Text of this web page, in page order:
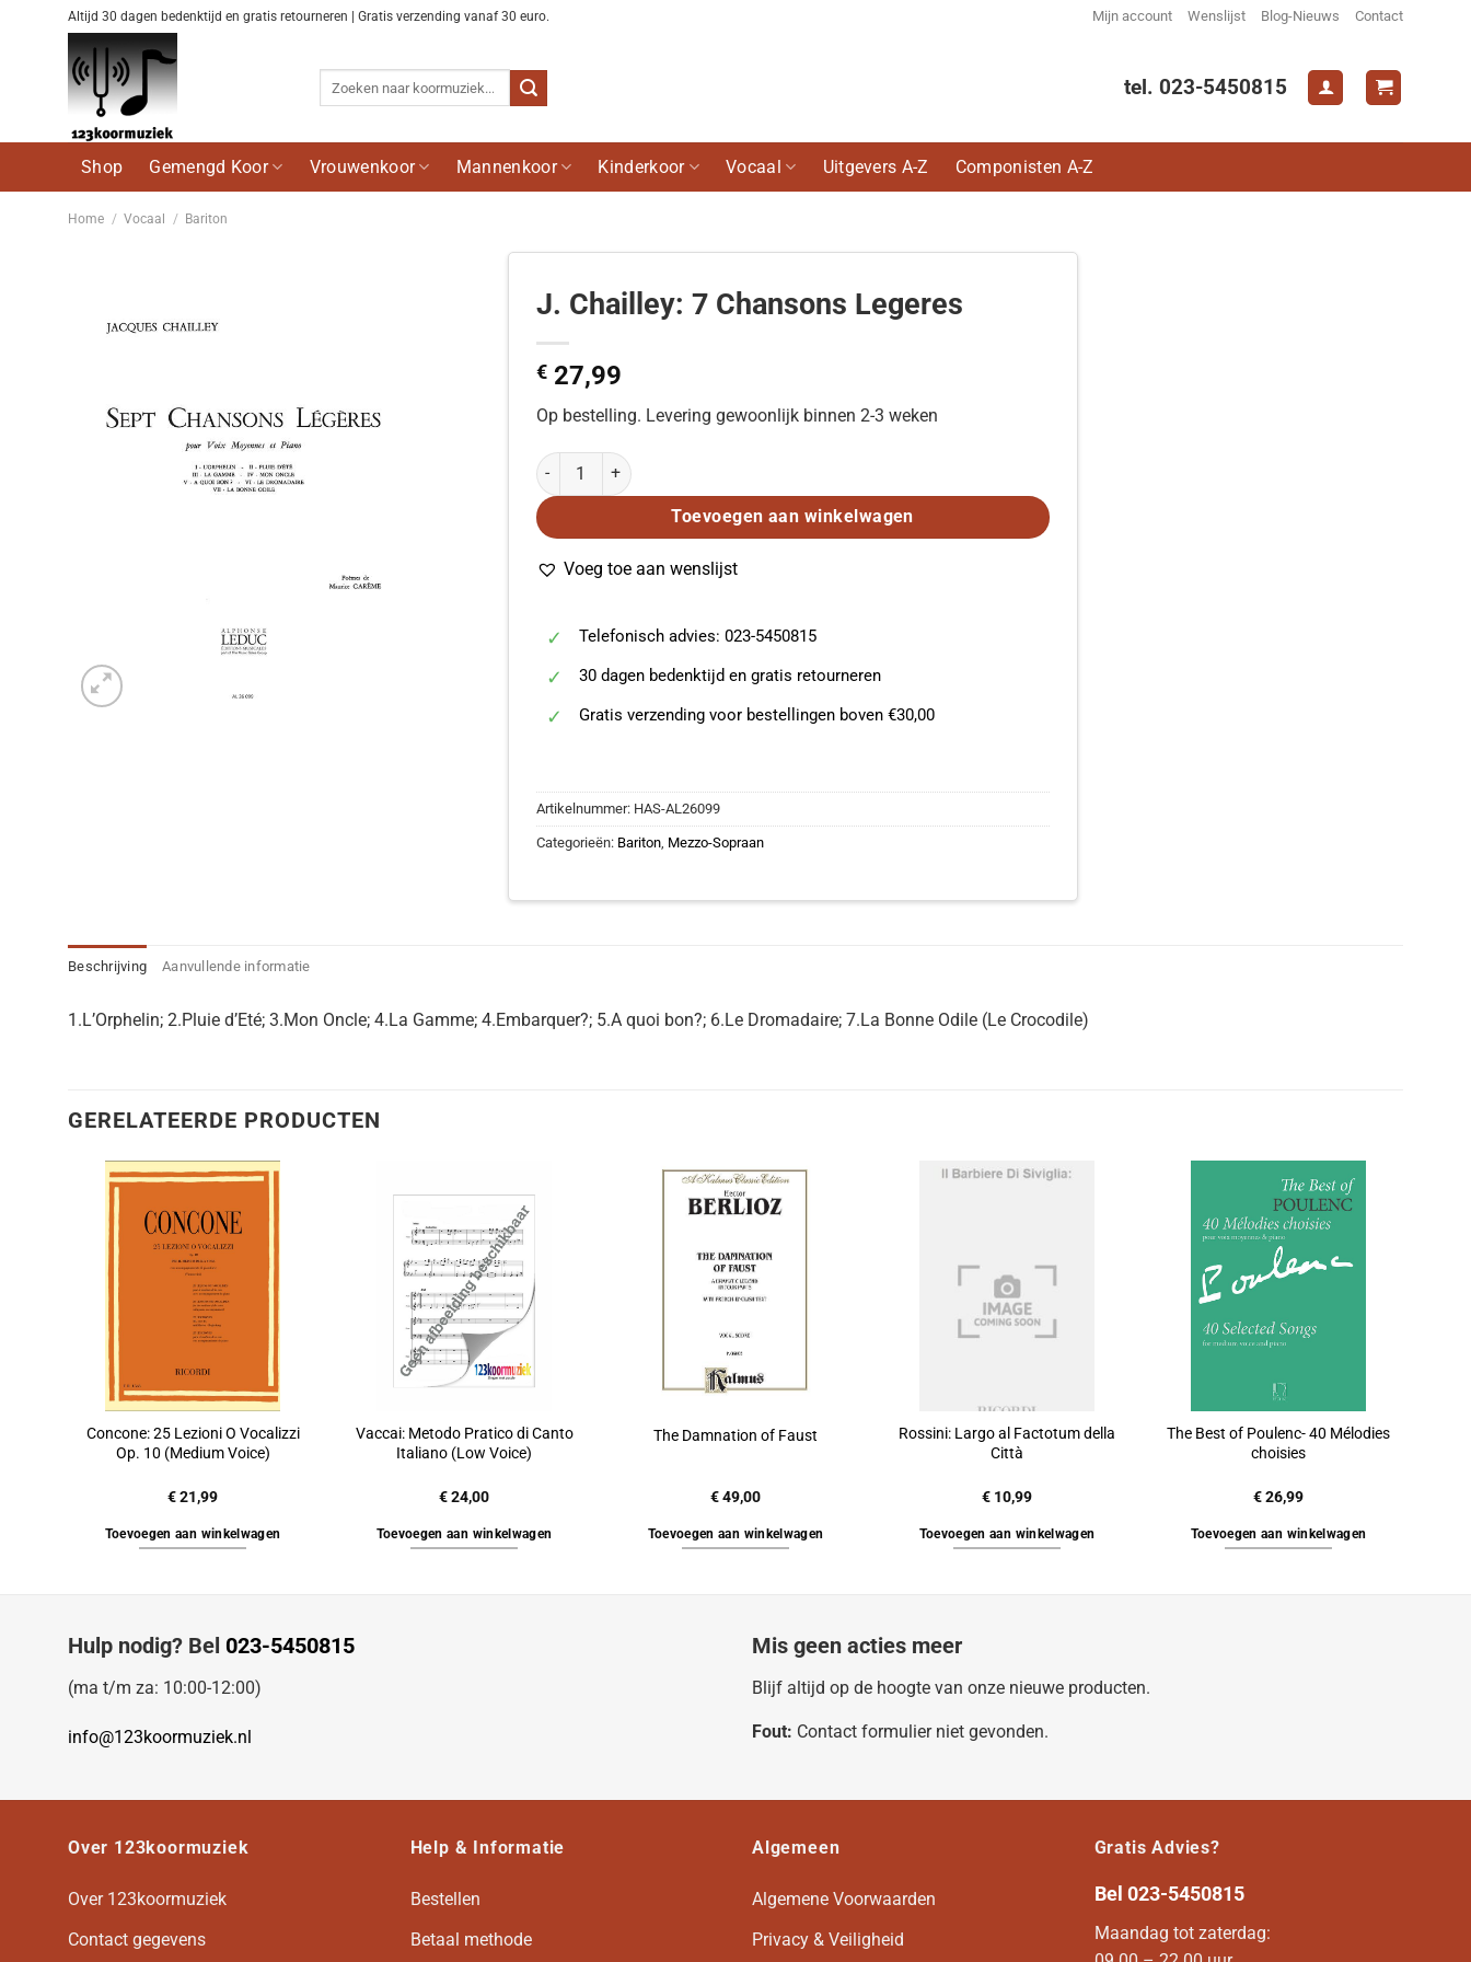
Altijd 30 dagen bedenktijd en gratis retourneren | Gratis verzending vanaf 30 euro. Mijn account Wenslijst Blog-Nieuws Contact
tel. 023-5450815
Shop Gemengd Koor Vrouwenkoor Mannenkoor Kinderkoor Vocaal Uitgevers A-Z Componisten A-Z
Home / Vocaal / Bariton
J. Chailley: 7 Chansons Legeres
€27,99
Op bestelling. Levering gewoonlijk binnen 2-3 weken
J. Chailley: 7 Chansons Legeres aantal
Toevoegen aan winkelwagen
Voeg toe aan wenslijst
Telefonisch advies: 023-5450815
30 dagen bedenktijd en gratis retourneren
Gratis verzending voor bestellingen boven €30,00
Artikelnummer: HAS-AL26099
Categorieën: Bariton, Mezzo-Sopraan
Beschrijving Aanvullende informatie
1.L’Orphelin; 2.Pluie d’Eté; 3.Mon Oncle; 4.La Gamme; 4.Embarquer?; 5.A quoi bon?; 6.Le Dromadaire; 7.La Bonne Odile (Le Crocodile)
GERELATEERDE PRODUCTEN
Concone: 25 Lezioni O Vocalizzi
Op. 10 (Medium Voice)
€21,99
Toevoegen aan winkelwagen
Vaccai: Metodo Pratico di Canto
Italiano (Low Voice)
€24,00
Toevoegen aan winkelwagen
The Damnation of Faust
€49,00
Toevoegen aan winkelwagen
Rossini: Largo al Factotum della
Città
€ 10,99
Toevoegen aan winkelwagen
The Best of Poulenc- 40 Mélodies
choisies
€26,99
Toevoegen aan winkelwagen
Hulp nodig? Bel 023-5450815
(ma t/m za: 10:00-12:00)
info@123koormuziek.nl
Mis geen acties meer
Blijf altijd op de hoogte van onze nieuwe producten.
Fout: Contact formulier niet gevonden.
Over 123koormuziek
Over 123koormuziek
Contact gegevens
Help & Informatie
Bestellen
Betaal methode
Algemeen
Algemene Voorwaarden
Privacy & Veiligheid
Gratis Advies?
Bel 023-5450815
Maandag tot zaterdag: